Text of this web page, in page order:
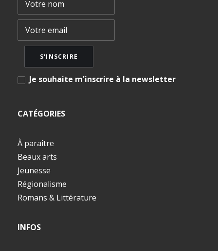
Je souhaite m'inscrire à la newsletter
CATÉGORIES
À paraître
Beaux arts
Jeunesse
Régionalisme
Romans & Littérature
INFOS